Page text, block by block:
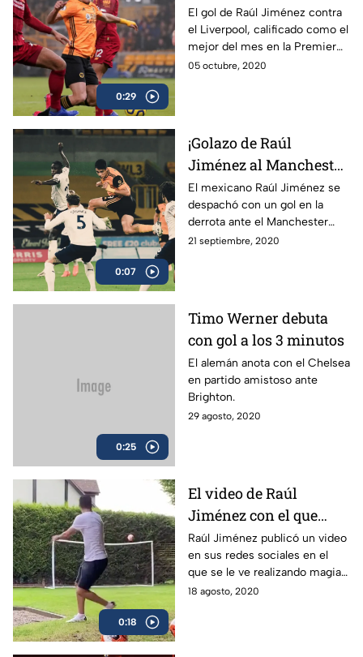
0:29
¡Para que van Dijk lo
tenga bien presente!
El gol de Raúl Jiménez contra
el Liverpool, calificado como el
mejor del mes en la Premier
League, lo recordamos por la
05 octubre, 2020
0:07
¡Golazo de Raúl
Jiménez al Manchester
City, en VIDEO!
El mexicano Raúl Jiménez se
despachó con un gol en la
derrota ante el Manchester
City de este lunes.
21 septiembre, 2020
0:25
Timo Werner debuta
con gol a los 3 minutos
El alemán anota con el Chelsea
en partido amistoso ante
Brighton.
29 agosto, 2020
0:18
El video de Raúl
Jiménez con el que
convence a la Juventus
y Cristiano Ronaldo
Raúl Jiménez publicó un video
en sus redes sociales en el
que se le ve realizando magia y
anotando un golazo.
18 agosto, 2020